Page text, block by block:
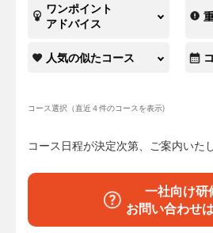
ワンポイント
アドバイス
人気の似たコース
コース選択（直近４件のコースを表示)
コース日程が決定次第、ご案内いた
一社向け研
お問い合わせ